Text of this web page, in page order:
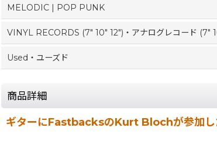
MELODIC | POP PUNK
VINYL RECORDS (7" 10" 12")・アナログレコード (7"
Used・ユーズド
商品詳細
ギターにFastbacksのKurt Blochが参加し